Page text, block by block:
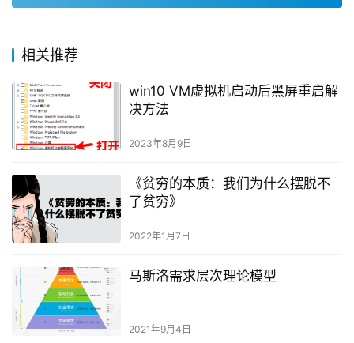
相关推荐
win10 VM虚拟机启动后黑屏重启解
决方法
2023年8月9日
《贫穷的本质：我们为什么摆脱不
了贫穷》
2022年1月7日
马斯洛需求层次理论模型
2021年9月4日